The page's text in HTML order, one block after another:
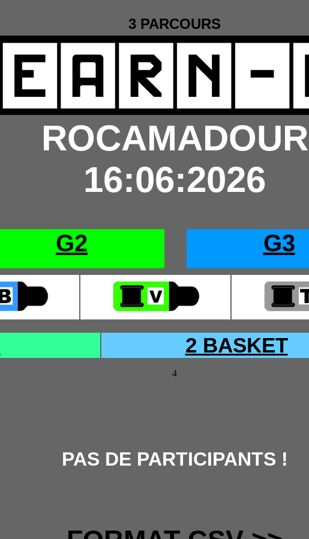
3 PARCOURS
ROCAMADOUR
16:06:2026
G2 G3
2 BASKET
4
PAS DE PARTICIPANTS !